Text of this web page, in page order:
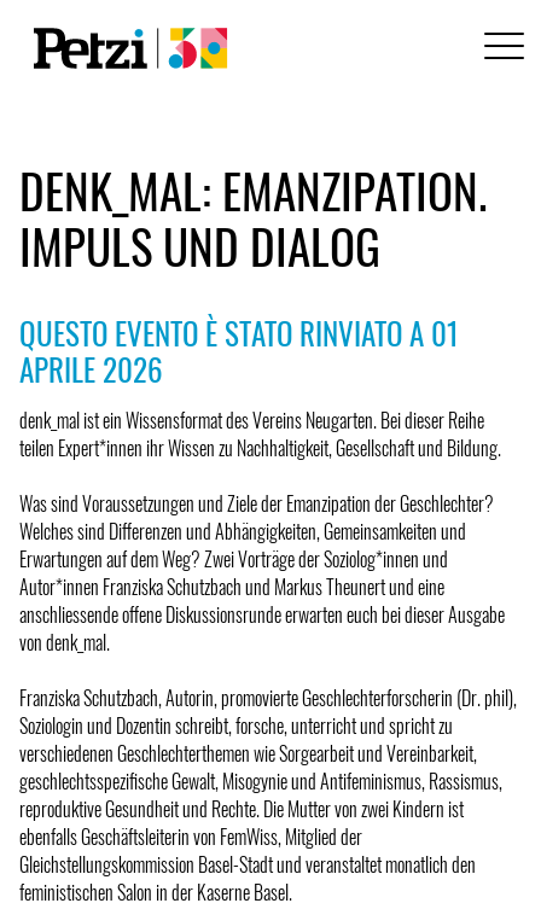
DENK_MAL: EMANZIPATION.
IMPULS UND DIALOG
QUESTO EVENTO È STATO RINVIATO A 01
APRILE 2026
denk_mal ist ein Wissensformat des Vereins Neugarten. Bei dieser Reihe
teilen Expert*innen ihr Wissen zu Nachhaltigkeit, Gesellschaft und Bildung.
Was sind Voraussetzungen und Ziele der Emanzipation der Geschlechter?
Welches sind Differenzen und Abhängigkeiten, Gemeinsamkeiten und
Erwartungen auf dem Weg? Zwei Vorträge der Soziolog*innen und
Autor*innen Franziska Schutzbach und Markus Theunert und eine
anschliessende offene Diskussionsrunde erwarten euch bei dieser Ausgabe
von denk_mal.
Franziska Schutzbach, Autorin, promovierte Geschlechterforscherin (Dr. phil),
Soziologin und Dozentin schreibt, forsche, unterricht und spricht zu
verschiedenen Geschlechterthemen wie Sorgearbeit und Vereinbarkeit,
geschlechtsspezifische Gewalt, Misogynie und Antifeminismus, Rassismus,
reproduktive Gesundheit und Rechte. Die Mutter von zwei Kindern ist
ebenfalls Geschäftsleiterin von FemWiss, Mitglied der
Gleichstellungskommission Basel-Stadt und veranstaltet monatlich den
feministischen Salon in der Kaserne Basel.